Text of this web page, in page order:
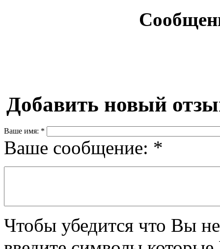
Добавить новый
Ваше имя: *
Ваше сообщение: *
Чтобы убедится что Вы